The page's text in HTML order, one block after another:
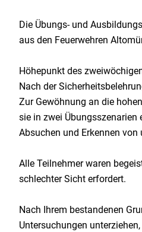
Die Übungs- und
aus den Feuerwehren
Höhepunkt des
Nach der
Zur Gewöhnung an die
sie in zwei Übungsszenarien
Absuchen und Erkennen
Alle Teilnehmer waren
schlechter Sicht erfordert.
Nach Ihrem bestandenen
Untersuchungen